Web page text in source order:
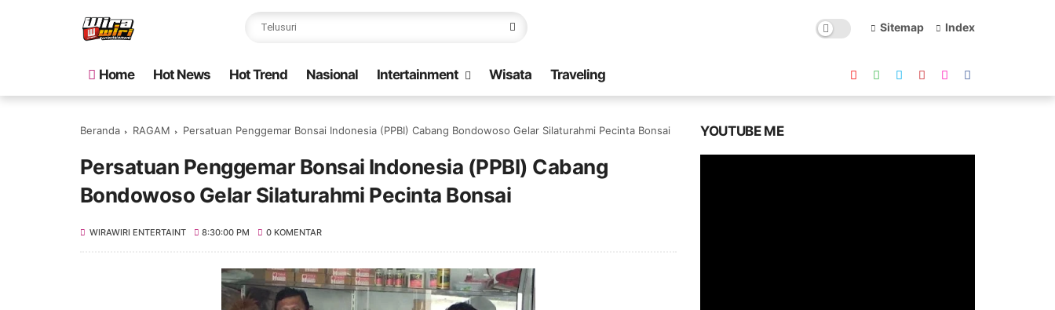
Sitemap Index
Home Hot News Hot Trend Nasional Intertainment Wisata Traveling
Beranda RAGAM Persatuan Penggemar Bonsai Indonesia (PPBI) Cabang Bondowoso Gelar Silaturahmi Pecinta Bonsai
Persatuan Penggemar Bonsai Indonesia (PPBI) Cabang
Bondowoso Gelar Silaturahmi Pecinta Bonsai
WIRAWIRI ENTERTAINT 8:30:00 PM 0 KOMENTAR
YOUTUBE ME